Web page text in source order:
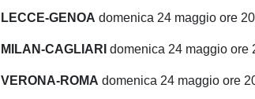
LECCE-GENOAdomenica 24 maggio ore
MILAN-CAGLIARIdomenica 24 maggio ore
VERONA-ROMAdomenica 24 maggio ore